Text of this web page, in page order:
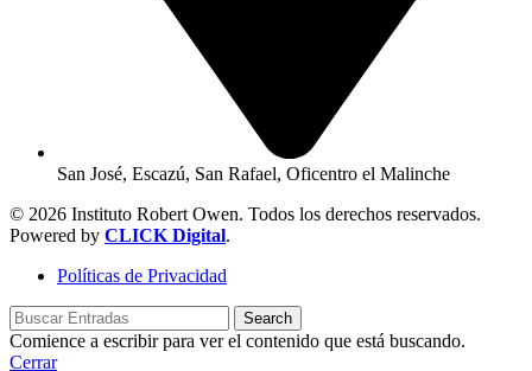
San José, Escazú, San Rafael, Oficentro el Malinche
© 2026 Instituto Robert Owen. Todos los derechos reservados.
Powered by CLICK Digital.
Políticas de Privacidad
Search
Comience a escribir para ver el contenido que está buscando.
Cerrar